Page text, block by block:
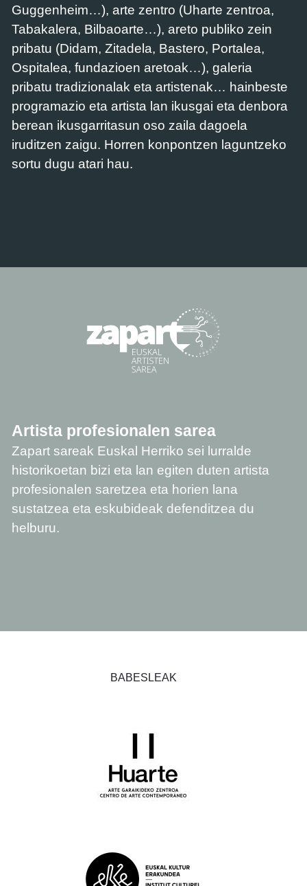
Guggenheim…), arte zentro (Uharte zentroa,
Tabakalera, Bilbaoarte…), areto publiko zein
pribatu (Didam, Zitadela, Bastero, Portalea,
Ospitalea, fundazioen aretoak…), galeria
pribatu tradizionalak eta artistenak… hainbeste
programazio eta artista lan ikusgai eta denbora
berean ikusgarritasun oso zaila dagoela
iruditzen zaigu. Horren konpontzen laguntzeko
sortu dugu atari hau.
Artista profesionalen sarea
Zapart sareak Euskal Herriko sei lurralde
historikoetan bizi eta lan egiten duten artista
profesionalen saretzea eta horien lana
sustatzea eta eskubideak defenditzea du
helburu.
BABESLEAK